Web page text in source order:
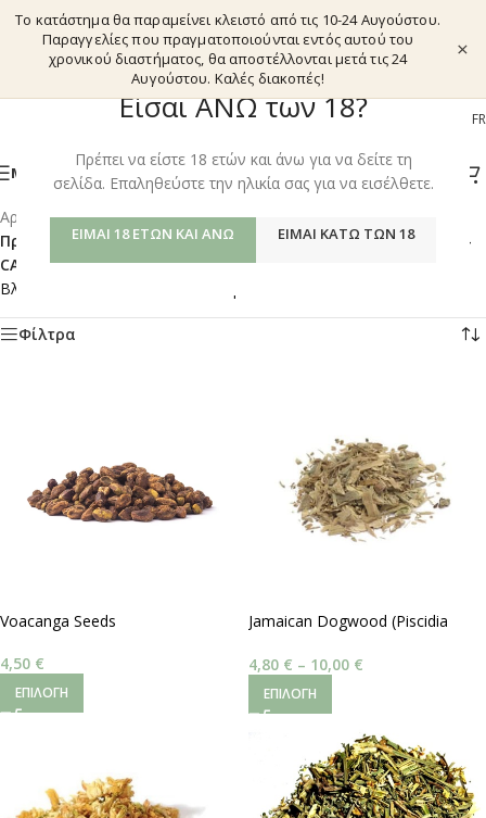
Είσαι ΑΝΩ των 18?
Πρέπει να είστε 18 ετών και άνω για να δείτε τη
σελίδα. Επαληθεύστε την ηλικία σας για να εισέλθετε.
ΕΊΜΑΙ 18 ΕΤΏΝ ΚΑΙ ΆΝΩ ΕΊΜΑΙ ΚΆΤΩ ΤΩΝ 18
Το κατάστημα θα παραμείνει κλειστό από τις 10-24 Αυγούστου.
Παραγγελίες που πραγματοποιούνται εντός αυτού του
χρονικού διαστήματος, θα αποστέλλονται μετά τις 24
Αυγούστου. Καλές διακοπές!
×
EL FR
ΜΕΝΟΎ
Αρχική σελίδα/Shop/
Προϊόντα με ετικέτα “TRADITIONAL BOTANICALS SYNERGIES –
CANNABIS SMOKING & VAPING BLENDS”
Βλέπετε 13–24 από 27 αποτελέσματα
Φίλτρα
Voacanga Seeds
4,50 €
ΕΠΙΛΟΓΉ
Jamaican Dogwood (Piscidia
4,80 € – 10,00 €
ΕΠΙΛΟΓΉ